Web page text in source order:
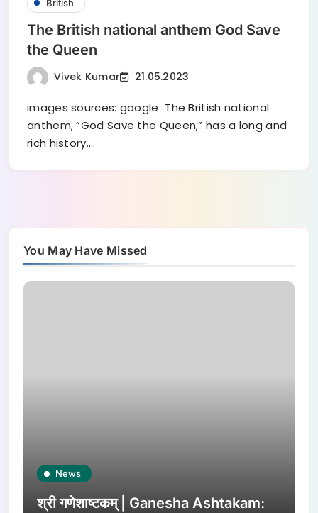
British
The British national anthem God Save
the Queen
Vivek Kumar 21.05.2023
images sources: google The British national
anthem, “God Save the Queen,” has a long and
rich history.…
You May Have Missed
News
श्री गणेशाष्टकम् | Ganesha Ashtakam: